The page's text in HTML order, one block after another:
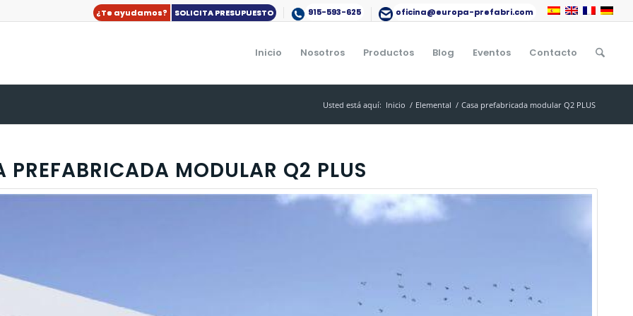
¿Te ayudamos? SOLICITA PRESUPUESTO 915-593-625 oficina@europa-prefabri.com
Inicio Nosotros Productos Blog Eventos Contacto
Usted está aquí: Inicio / Elemental / Casa prefabricada modular Q2 PLUS
PREFABRICADA MODULAR Q2 PLUS